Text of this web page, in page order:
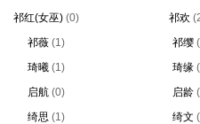
祁红(女巫) (0) 祁欢
祁薇 (1) 祁缨
琦曦 (1) 琦缘
启航 (0) 启龄
绮思 (1) 绮文